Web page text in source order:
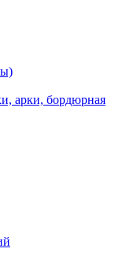
арки, бордюрная